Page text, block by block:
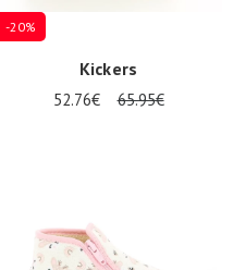
-20%
Kickers
52.76€ 65.95€